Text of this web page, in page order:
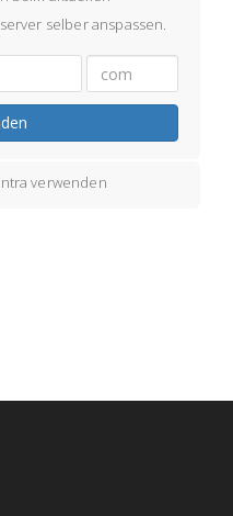
selber anspassen.
verwenden